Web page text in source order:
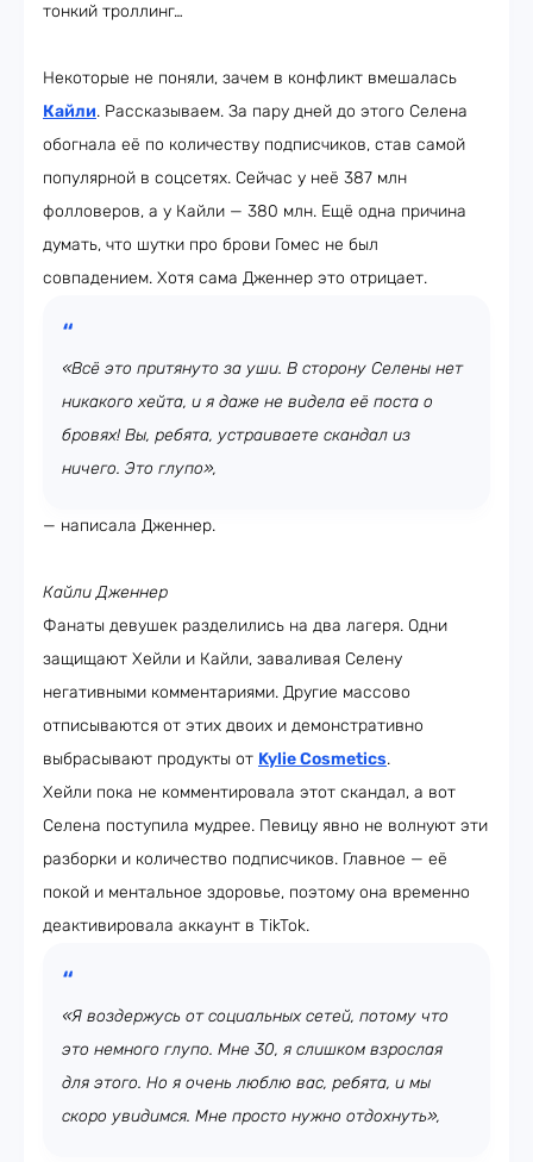
тонкий троллинг…
Некоторые не поняли, зачем в конфликт вмешалась
Кайли. Рассказываем. За пару дней до этого Селена
обогнала её по количеству подписчиков, став самой
популярной в соцсетях. Сейчас у неё 387 млн
фолловеров, а у Кайли — 380 млн. Ещё одна причина
думать, что шутки про брови Гомес не был
совпадением. Хотя сама Дженнер это отрицает.
«Всё это притянуто за уши. В сторону Селены нет
никакого хейта, и я даже не видела её поста о
бровях! Вы, ребята, устраиваете скандал из
ничего. Это глупо»,
— написала Дженнер.
Кайли Дженнер
Фанаты девушек разделились на два лагеря. Одни
защищают Хейли и Кайли, заваливая Селену
негативными комментариями. Другие массово
отписываются от этих двоих и демонстративно
выбрасывают продукты от Kylie Cosmetics.
Хейли пока не комментировала этот скандал, а вот
Селена поступила мудрее. Певицу явно не волнуют эти
разборки и количество подписчиков. Главное — её
покой и ментальное здоровье, поэтому она временно
деактивировала аккаунт в TikTok.
«Я воздержусь от социальных сетей, потому что
это немного глупо. Мне 30, я слишком взрослая
для этого. Но я очень люблю вас, ребята, и мы
скоро увидимся. Мне просто нужно отдохнуть»,